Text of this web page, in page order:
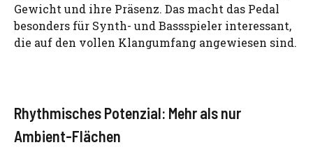
Gewicht und ihre Präsenz. Das macht das Pedal
besonders für Synth- und Bassspieler interessant,
die auf den vollen Klangumfang angewiesen sind.
Rhythmisches Potenzial: Mehr als nur
Ambient-Flächen